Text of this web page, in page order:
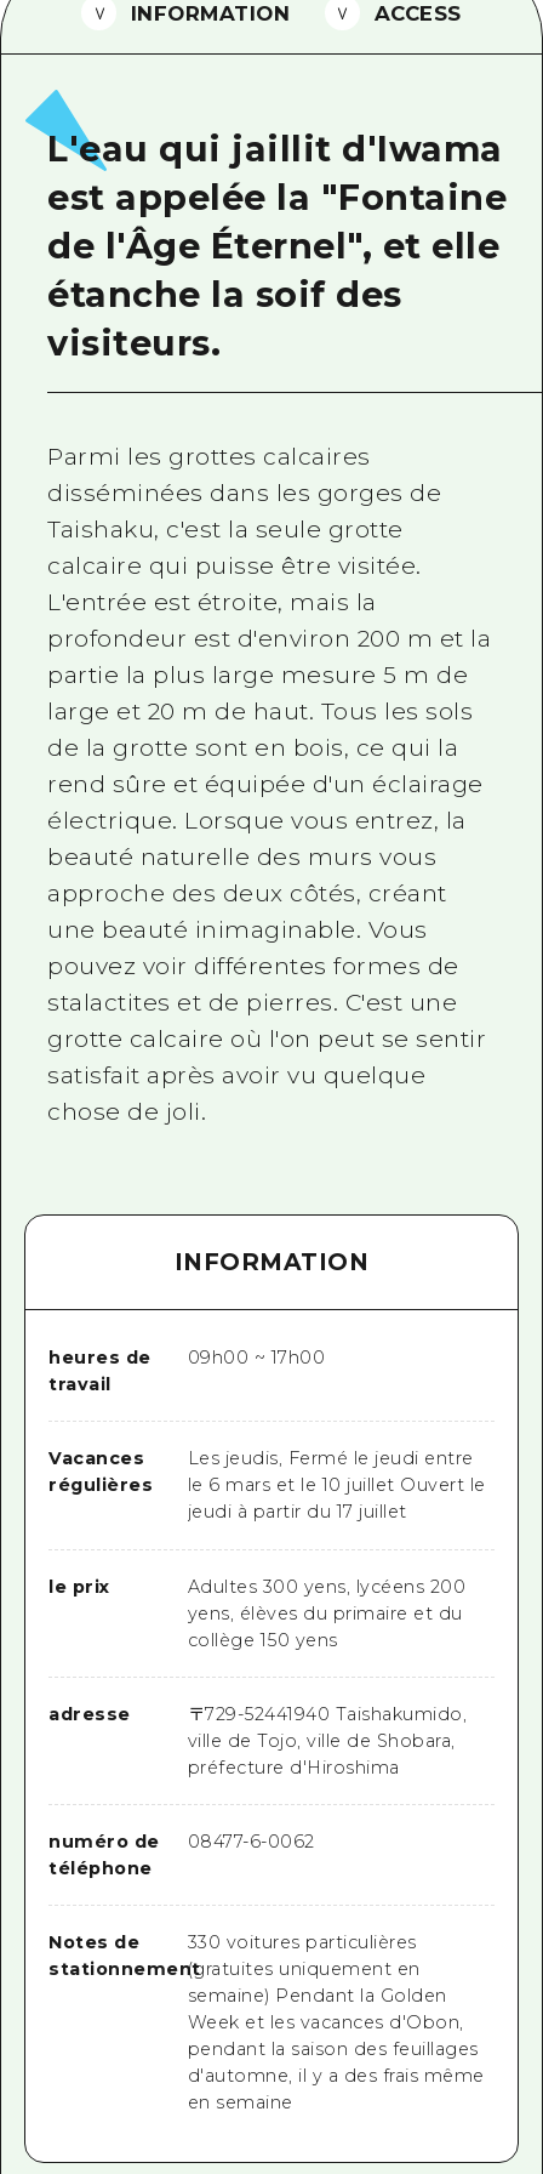
FAQ
Téléchargement de Photos
Informations sur le transport en
Brochure touristique
INFORMATION ACCESS
L'eau qui jaillit d'Iwama
est appelée la "Fontaine
de l'Âge Éternel", et elle
étanche la soif des
visiteurs.
Parmi les grottes calcaires
disséminées dans les gorges de
Taishaku, c'est la seule grotte
calcaire qui puisse être visitée.
L'entrée est étroite, mais la
profondeur est d'environ 200 m et la
partie la plus large mesure 5 m de
large et 20 m de haut. Tous les sols
de la grotte sont en bois, ce qui la
rend sûre et équipée d'un éclairage
électrique. Lorsque vous entrez, la
beauté naturelle des murs vous
approche des deux côtés, créant
une beauté inimaginable. Vous
pouvez voir différentes formes de
stalactites et de pierres. C'est une
grotte calcaire où l'on peut se sentir
satisfait après avoir vu quelque
chose de joli.
INFORMATION
heures de
travail
09h00 ~ 17h00
Vacances
régulières
Les jeudis, Fermé le jeudi entre
le 6 mars et le 10 juillet Ouvert le
jeudi à partir du 17 juillet
le prix
Adultes 300 yens, lycéens 200
yens, élèves du primaire et du
collège 150 yens
adresse 〒729-52441940 Taishakumido,
ville de Tojo, ville de Shobara,
préfecture d'Hiroshima
numéro de
téléphone
08477-6-0062
Notes de
stationnement
330 voitures particulières
(gratuites uniquement en
semaine) Pendant la Golden
Week et les vacances d'Obon,
pendant la saison des feuillages
d'automne, il y a des frais même
en semaine